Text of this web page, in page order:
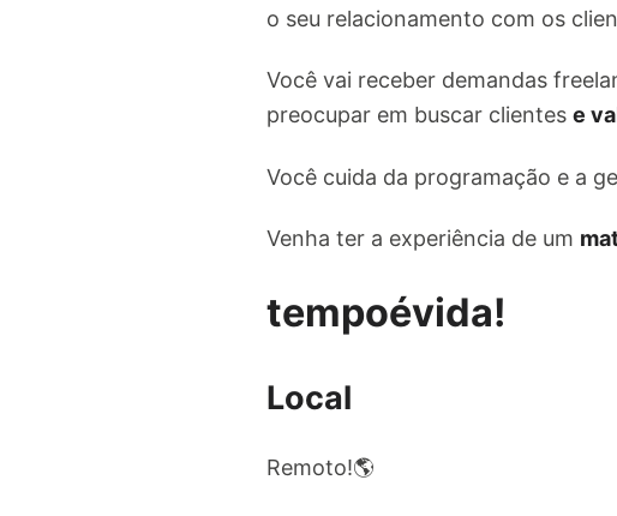
o seu relacionamento com os
Você vai receber demandas
preocupar em buscar clientes e
Você cuida da programação e a
Venha ter a experiência de um
tempoévida!
Local
Remoto!🌎